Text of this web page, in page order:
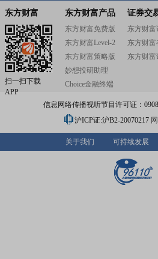
东方财富
扫一扫下载
APP
东方财富产品
东方财富免费版
东方财富Level-2
东方财富策略版
妙想投研助理
Choice金融终端
证券交
东方财富
东方财富
东方财富
信息网络传播视听节目许可证：
沪ICP证:沪B2-20070217
关于我们 可持续发展